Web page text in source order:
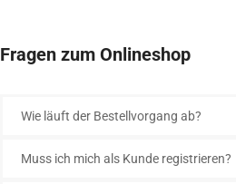
Fragen zum Onlineshop
Wie läuft der Bestellvorgang ab?
Muss ich mich als Kunde registrieren?